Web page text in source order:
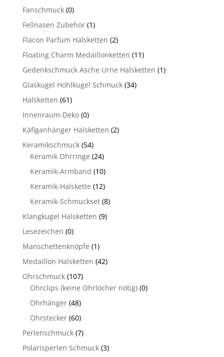
Fanschmuck (0)
Fellnasen Zubehör (1)
Flacon Parfum Halsketten (2)
Floating Charm Medaillonketten (11)
Gedenkschmuck Asche Urne Halsketten (1)
Glaskugel Hohlkugel Schmuck (34)
Halsketten (61)
Innenraum-Deko (0)
Käfiganhänger Halsketten (2)
Keramikschmuck (54)
Keramik Ohrringe (24)
Keramik-Armband (10)
Keramik-Halskette (12)
Keramik-Schmuckset (8)
Klangkugel Halsketten (9)
Lesezeichen (0)
Manschettenknöpfe (1)
Medaillon Halsketten (42)
Ohrschmuck (107)
Ohrclips (keine Ohrlöcher nötig) (0)
Ohrhänger (48)
Ohrstecker (60)
Perlenschmuck (7)
Polarisperlen Schmuck (3)